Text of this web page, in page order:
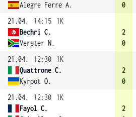
Alegre Ferre A.
0
21.04.
14:15
1K
Bechri C.
Verster N.
2
0
21.04.
12:30
1K
Quattrone C.
Kyrpot O.
2
0
21.04.
12:30
1K
Fayol C.
2